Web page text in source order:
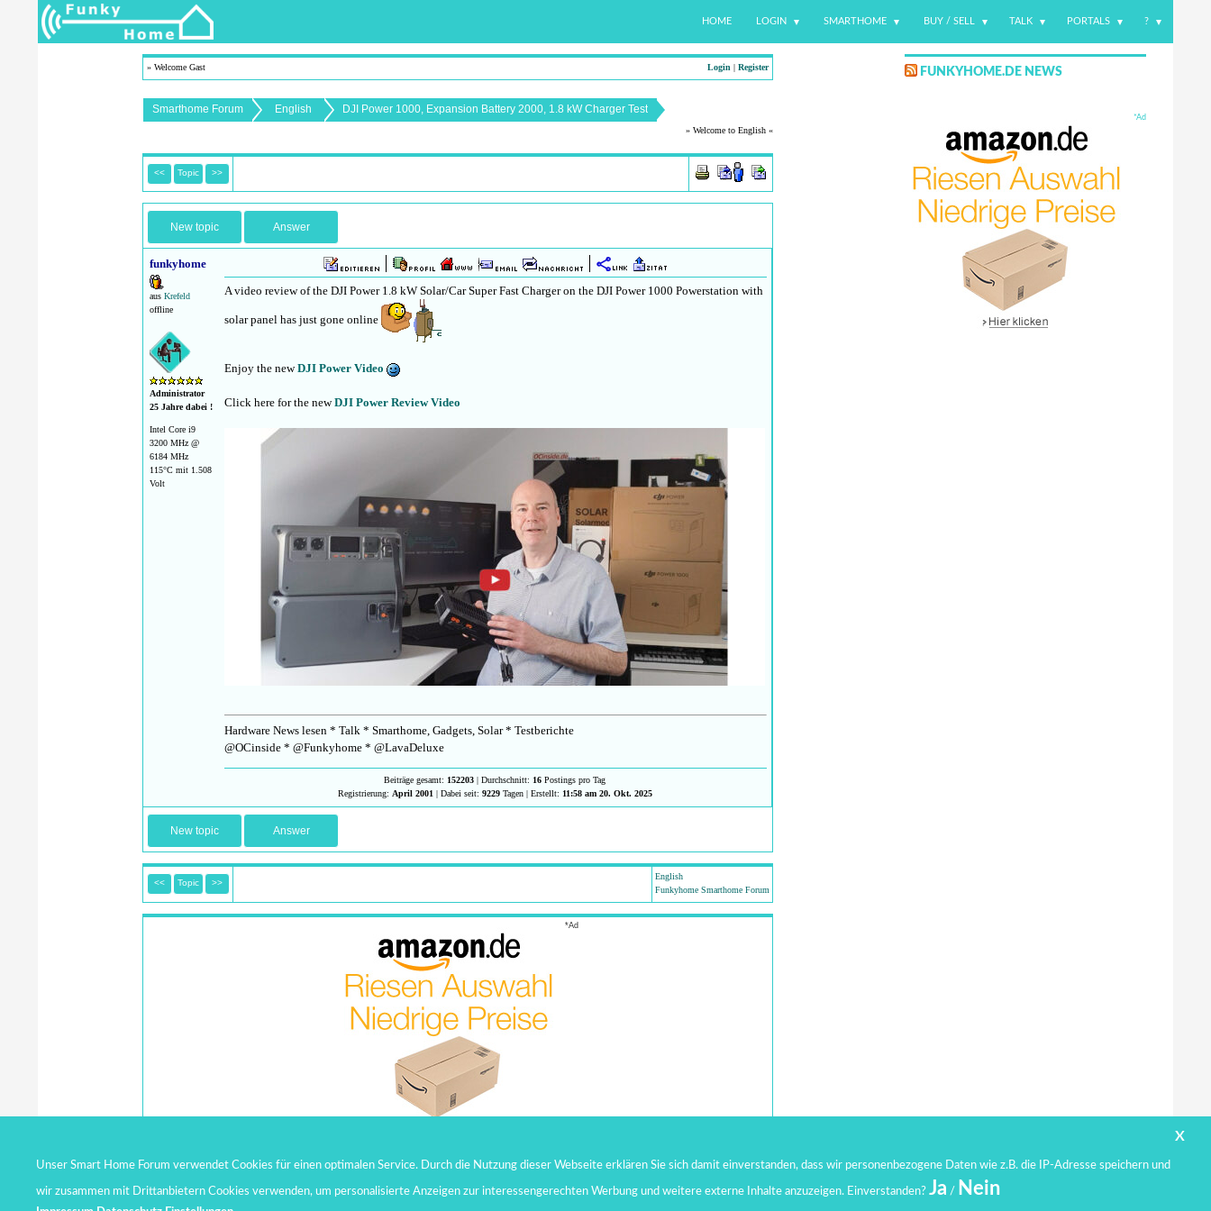
HOME LOGIN SMARTHOME BUY / SELL TALK PORTALS ?
» Welcome Gast Login |Register
Smarthome Forum English DJI Power 1000, Expansion Battery 2000, 1.8 kW Charger Test
» Welcome to English «
<< Topic >>
New topic Answer
funkyhome
ausKrefeld
offline
Administrator
25 Jahre dabei !
Intel Core i9
3200 MHz @
6184 MHz
115°C mit 1.508
Volt
A video review of the DJI Power 1.8 kW Solar/Car Super Fast Charger on the DJI Power 1000 Powerstation with
solar panel has just gone online
Enjoy the newDJI Power Video
Click here for the newDJI Power Review Video
Hardware News lesen * Talk * Smarthome, Gadgets, Solar * Testberichte
@OCinside * @Funkyhome * @LavaDeluxe
Beiträge gesamt: 152203 | Durchschnitt: 16 Postings pro Tag
Registrierung: April 2001 | Dabei seit: 9229Tagen | Erstellt: 11:58 am 20. Okt. 2025
New topic Answer
<< Topic >>
English
Funkyhome Smarthome Forum
*Ad
FUNKYHOME.DE NEWS
*Ad
Unser Smart Home Forum verwendet Cookies für einen optimalen Service. Durch die Nutzung dieser Webseite erklären Sie sich damit einverstanden, dass wir personenbezogene Daten wie z.B. die IP-Adresse speichern und
wir zusammen mit Drittanbietern Cookies verwenden, um personalisierte Anzeigen zur interessengerechten Werbung und weitere externe Inhalte anzuzeigen. Einverstanden? Ja / Nein
X